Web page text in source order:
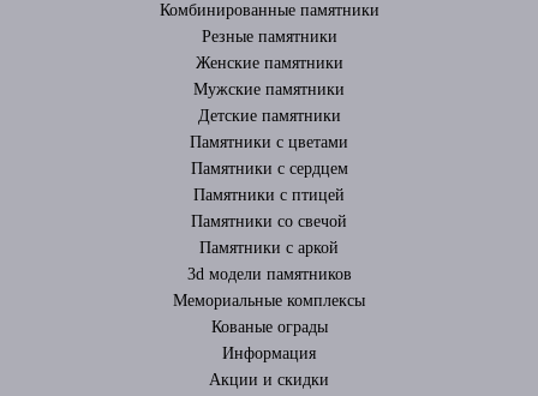
Комбинированные памятники
Резные памятники
Женские памятники
Мужские памятники
Детские памятники
Памятники с цветами
Памятники с сердцем
Памятники с птицей
Памятники со свечой
Памятники с аркой
3d модели памятников
Мемориальные комплексы
Кованые ограды
Информация
Акции и скидки